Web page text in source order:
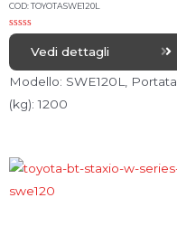
COD: TOYOTASWE120L
R
e
d
0
o
u
Vedi dettagli
Modello: SWE120L, Portata
(kg): 1200